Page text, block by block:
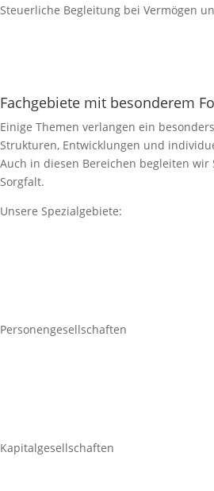
Steuerliche Begleitung bei Vermögen
Fachgebiete mit besonderem
Einige Themen verlangen ein
Strukturen, Entwicklungen und
Auch in diesen Bereichen begleiten
Sorgfalt.
Unsere Spezialgebiete:
Personengesellschaften
Kapitalgesellschaften